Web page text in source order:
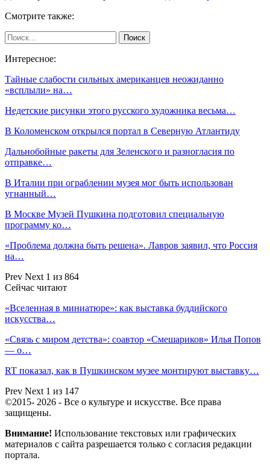
Смотрите также:
Интересное:
Тайные слабости сильных американцев неожиданно
«всплыли» на…
Недетские рисунки этого русского художника весьма…
В Коломенском открылся портал в Северную Атлантиду
Дальнобойные ракеты для Зеленского и разногласия по
отправке…
В Италии при ограблении музея мог быть использован
угнанный…
В Москве Музей Пушкина подготовил специальную
программу ко…
«Проблема должна быть решена». Лавров заявил, что Россия
на…
Prev Next 1 из 864
Сейчас читают
«Вселенная в миниатюре»: как выставка буддийского
искусства…
«Связь с миром детства»: соавтор «Смешариков» Илья Попов
— о…
RT показал, как в Пушкинском музее монтируют выставку…
Prev Next 1 из 147
©2015- 2026 - Все о культуре и искусстве. Все права
защищены.
Внимание! Использование текстовых или графических
материалов с сайта разрешается только c согласия редакции
портала.